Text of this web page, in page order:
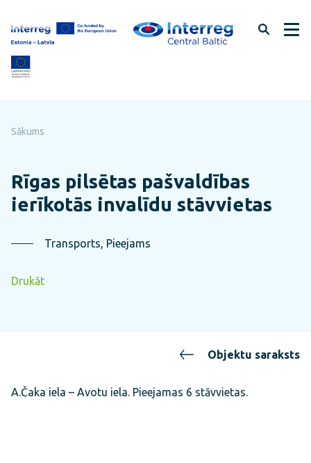
uz
lapas
saturu
Sākums
Rīgas pilsētas pašvaldības
ierīkotās invalīdu stāvvietas
Transports, Pieejams
Drukāt
Objektu saraksts
A.Čaka iela – Avotu iela. Pieejamas 6 stāvvietas.